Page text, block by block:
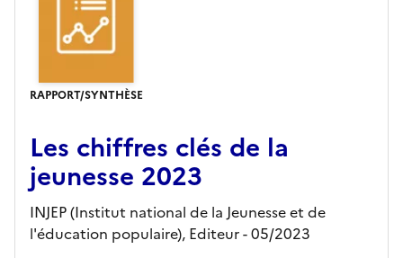
RAPPORT/SYNTHÈSE
Les chiffres clés de la
jeunesse 2023
INJEP (Institut national de la Jeunesse et de
l'éducation populaire), Editeur- 05/2023